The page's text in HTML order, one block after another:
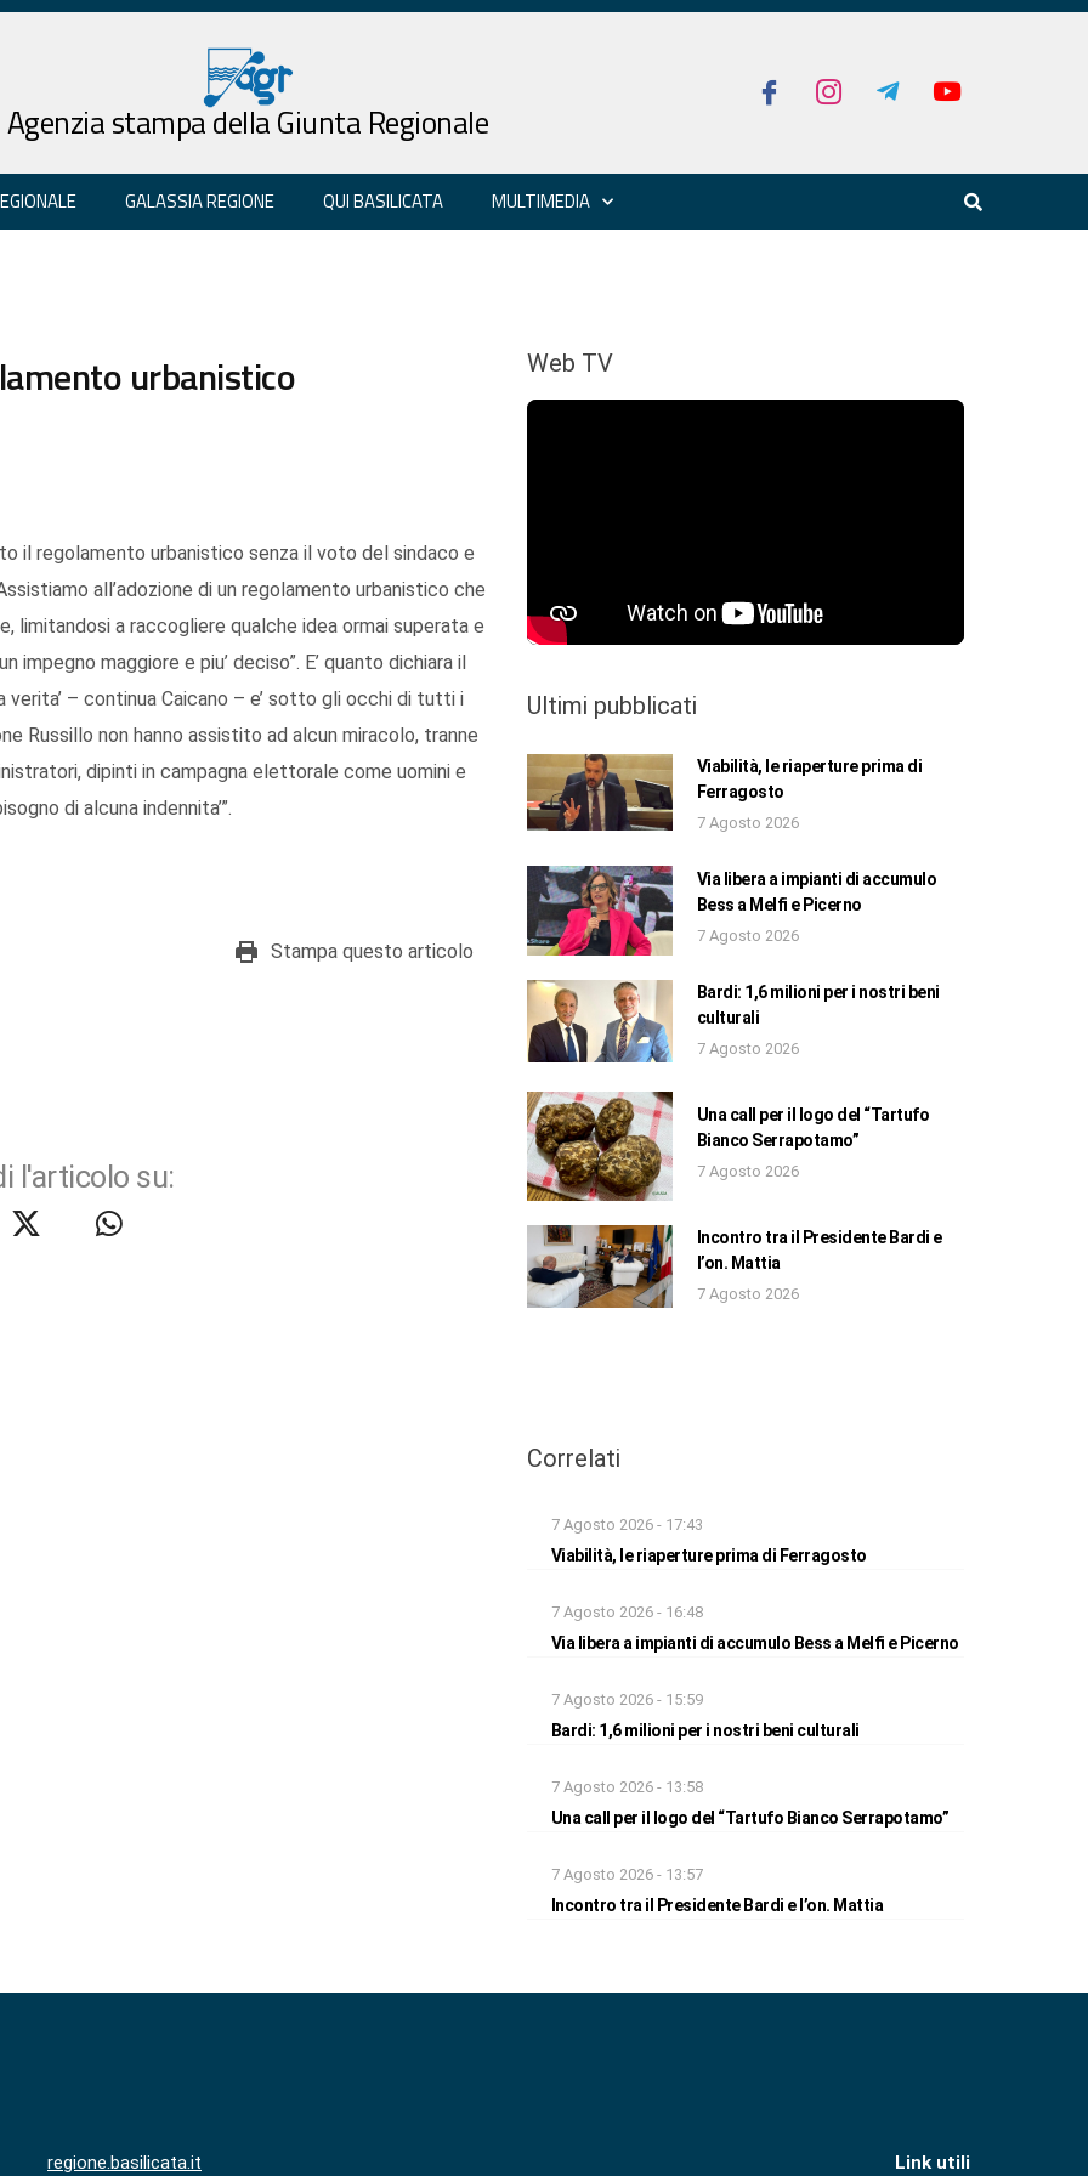
Agenzia stampa della Giunta Regionale
GALASSIA REGIONE QUI BASILICATA MULTIMEDIA
urbanistico
il regolamento urbanistico senza il voto del sindaco e
all’adozione di un regolamento urbanistico che
limitandosi a raccogliere qualche idea ormai superata e
maggiore e piu’ deciso”. E’ quanto dichiara il
verita’ – continua Caicano – e’ sotto gli occhi di tutti i
Russillo non hanno assistito ad alcun miracolo, tranne
dipinti in campagna elettorale come uomini e
di alcuna indennita’”.
Stampa questo articolo
l'articolo su:
Web TV
Ultimi pubblicati
Viabilità, le riaperture prima di
Ferragosto
7 Agosto 2026
Via libera a impianti di accumulo
Bess a Melfi e Picerno
7 Agosto 2026
Bardi: 1,6 milioni per i nostri beni
culturali
7 Agosto 2026
Una call per il logo del “Tartufo
Bianco Serrapotamo”
7 Agosto 2026
Incontro tra il Presidente Bardi e
l’on. Mattia
7 Agosto 2026
Correlati
7 Agosto 2026 - 17:43
Viabilità, le riaperture prima di Ferragosto
7 Agosto 2026 - 16:48
Via libera a impianti di accumulo Bess a Melfi e Picerno
7 Agosto 2026 - 15:59
Bardi: 1,6 milioni per i nostri beni culturali
7 Agosto 2026 - 13:58
Una call per il logo del “Tartufo Bianco Serrapotamo”
7 Agosto 2026 - 13:57
Incontro tra il Presidente Bardi e l’on. Mattia
regione.basilicata.it Link utili